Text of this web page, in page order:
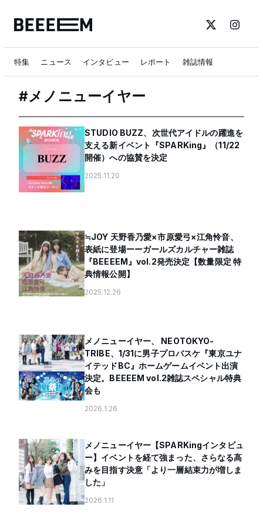
特集 ニュース インタビュー レポート 雑誌情報
#メノニューイヤー
STUDIO BUZZ、次世代アイドルの躍進を
支える新イベント『SPARKing』（11/22
開催）への協賛を決定
2025.11.20
≒JOY 天野香乃愛×市原愛弓×江角怜音、
表紙に登場ーーガールズカルチャー雑誌
『BEEEEM』vol.2発売決定【数量限定 特
典情報公開】
2025.12.26
メノニューイヤー、 NEOTOKYO-
TRIBE、1/31に男子プロバスケ『東京ユナ
イテッドBC』ホームゲームイベント出演
決定。BEEEEM vol.2雑誌スペシャル特典
会も
2026.1.26
メノニューイヤー【SPARKingインタビュ
ー】イベントを経て強まった、さらなる高
みを目指す決意「より一層結束力が増しま
した」
2026.1.11